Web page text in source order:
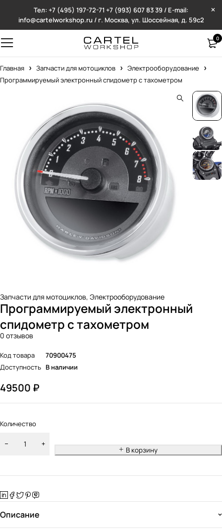
Тел: +7 (495) 197-72-71 +7 (993) 607 83 39 / E-mail:
info@cartelworkshop.ru / г. Москва, ул. Шоссейная, д. 59с2
0
Главная Запчасти для мотоциклов
Электрооборудование
Программируемый электронный спидометр с тахометром
Запчасти для мотоциклов, Электрооборудование
Программируемый электронный
спидометр с тахометром
0 отзывов
Код товара
70900475
Доступность В наличии
49500 ₽
Количество
В корзину
Описание